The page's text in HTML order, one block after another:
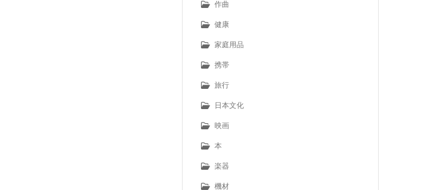
作曲
健康
家庭用品
携帯
旅行
日本文化
映画
本
楽器
機材